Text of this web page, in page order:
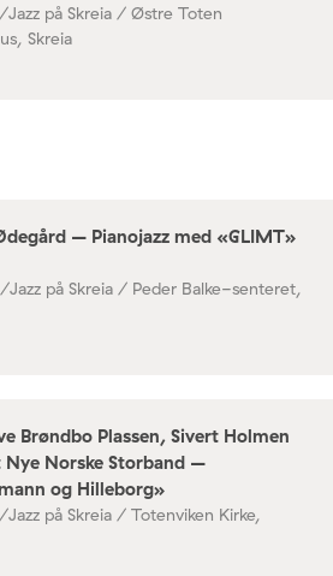
Jazz på Skreia / Østre Toten
Skreia
– Pianojazz med «GLIMT»
/Jazz på Skreia / Peder Balke-senteret,
Brøndbo Plassen, Sivert Holmen
Nye Norske Storband –
og Hilleborg»
Jazz på Skreia / Totenviken Kirke,